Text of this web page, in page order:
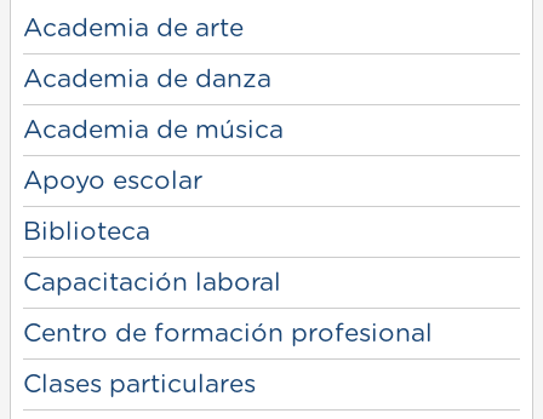
Academia de arte
Academia de danza
Academia de música
Apoyo escolar
Biblioteca
Capacitación laboral
Centro de formación profesional
Clases particulares